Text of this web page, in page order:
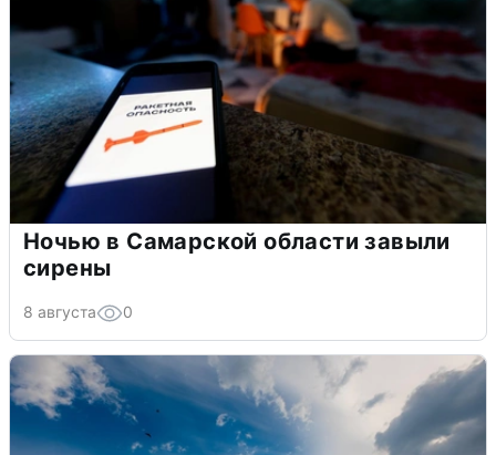
Ночью в Самарской области завыли
сирены
8 августа 0